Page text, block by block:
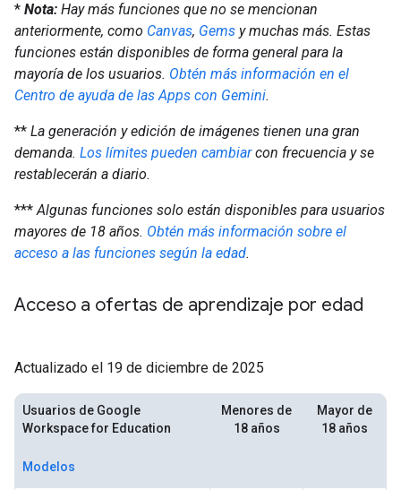
* Nota: Hay más funciones que no se mencionan
anteriormente, como Canvas, Gems y muchas más. Estas
funciones están disponibles de forma general para la
mayoría de los usuarios. Obtén más información en el
Centro de ayuda de las Apps con Gemini.
** La generación y edición de imágenes tienen una gran
demanda. Los límites pueden cambiarcon frecuencia y se
restablecerán a diario.
***Algunas funciones solo están disponibles para usuarios
mayores de 18 años. Obtén más información sobre el
acceso a las funciones según la edad.
Acceso a ofertas de aprendizaje por edad
Actualizado el 19 de diciembre de 2025
Usuarios de Google
Workspace for Education
Menores de
18 años
Mayor de
18 años
Modelos